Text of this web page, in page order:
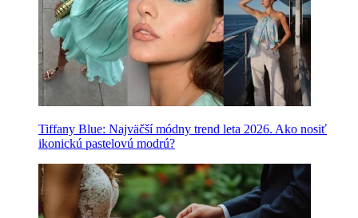
Tiffany Blue: Najväčší módny trend leta 2026. Ako nosiť
ikonickú pastelovú modrú?